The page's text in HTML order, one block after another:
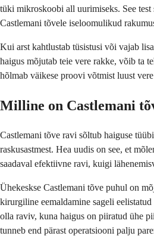
tüki mikroskoobi all uurimiseks. See
Castlemani tõvele iseloomulikud
Kui arst kahtlustab tüsistusi või vajab
haigus mõjutab teie vere rakke, võib ta
hõlmab väikese proovi võtmist luust
Milline on Castlemani
Castlemani tõve ravi sõltub haiguse
raskusastmest. Hea uudis on see, et
saadaval efektiivne ravi, kuigi
Ühekeskse Castlemani tõve puhul on
kirurgiline eemaldamine sageli
olla raviv, kuna haigus on piiratud ühe
tunneb end pärast operatsiooni palju